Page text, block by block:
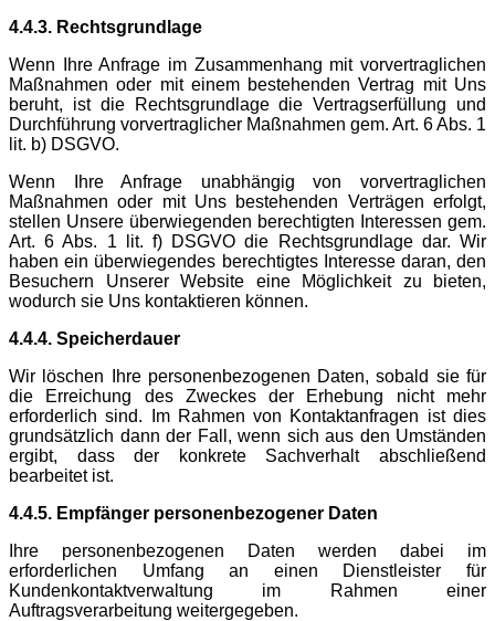
4.4.3. Rechtsgrundlage
Wenn Ihre Anfrage im Zusammenhang mit vorvertraglichen
Maßnahmen oder mit einem bestehenden Vertrag mit Uns
beruht, ist die Rechtsgrundlage die Vertragserfüllung und
Durchführung vorvertraglicher Maßnahmen gem. Art. 6 Abs. 1
lit. b) DSGVO.
Wenn Ihre Anfrage unabhängig von vorvertraglichen
Maßnahmen oder mit Uns bestehenden Verträgen erfolgt,
stellen Unsere überwiegenden berechtigten Interessen gem.
Art. 6 Abs. 1 lit. f) DSGVO die Rechtsgrundlage dar. Wir
haben ein überwiegendes berechtigtes Interesse daran, den
Besuchern Unserer Website eine Möglichkeit zu bieten,
wodurch sie Uns kontaktieren können.
4.4.4. Speicherdauer
Wir löschen Ihre personenbezogenen Daten, sobald sie für
die Erreichung des Zweckes der Erhebung nicht mehr
erforderlich sind. Im Rahmen von Kontaktanfragen ist dies
grundsätzlich dann der Fall, wenn sich aus den Umständen
ergibt, dass der konkrete Sachverhalt abschließend
bearbeitet ist.
4.4.5. Empfänger personenbezogener Daten
Ihre personenbezogenen Daten werden dabei im
erforderlichen Umfang an einen Dienstleister für
Kundenkontaktverwaltung im Rahmen einer
Auftragsverarbeitung weitergegeben.